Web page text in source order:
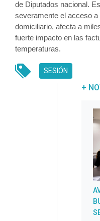
de Diputados nacional.
severamente el acceso
domiciliario, afecta a
fuerte impacto en las
temperaturas.
SESIÓN
UNREAD
+